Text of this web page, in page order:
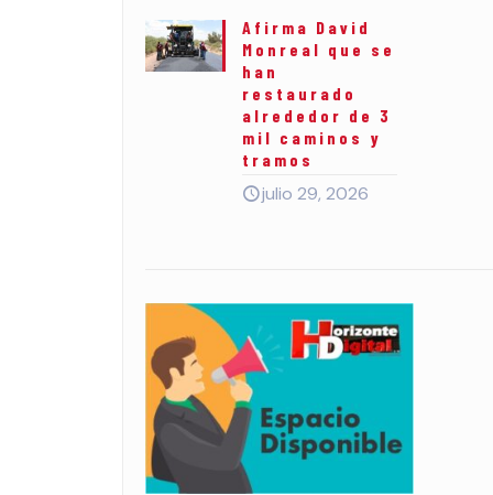
Afirma David
Monreal que se
han
restaurado
alrededor de 3
mil caminos y
tramos
julio 29, 2026